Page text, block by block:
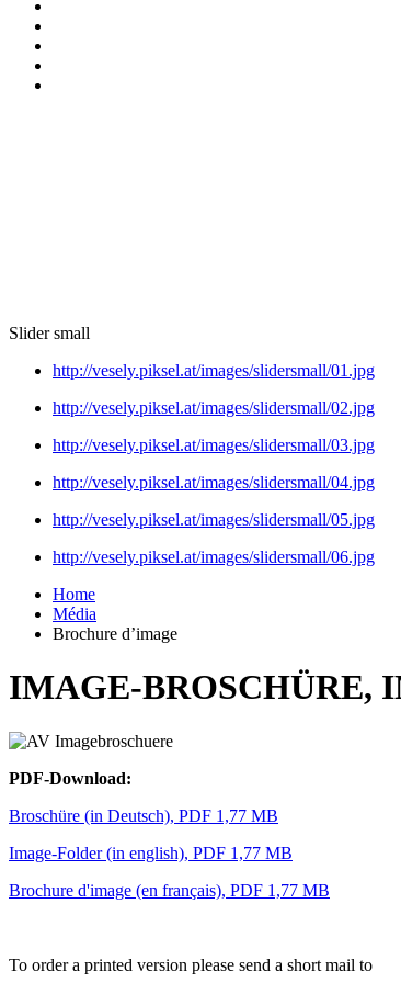
Slider small
http://vesely.piksel.at/images/slidersmall/01.jpg
http://vesely.piksel.at/images/slidersmall/02.jpg
http://vesely.piksel.at/images/slidersmall/03.jpg
http://vesely.piksel.at/images/slidersmall/04.jpg
http://vesely.piksel.at/images/slidersmall/05.jpg
http://vesely.piksel.at/images/slidersmall/06.jpg
Home
Média
Brochure d’image
IMAGE-BROSCHÜRE,
PDF-Download:
Broschüre (in Deutsch), PDF 1,77 MB
Image-Folder (in english), PDF 1,77 MB
Brochure d'image (en français), PDF 1,77 MB
To order a printed version please send a short mail to